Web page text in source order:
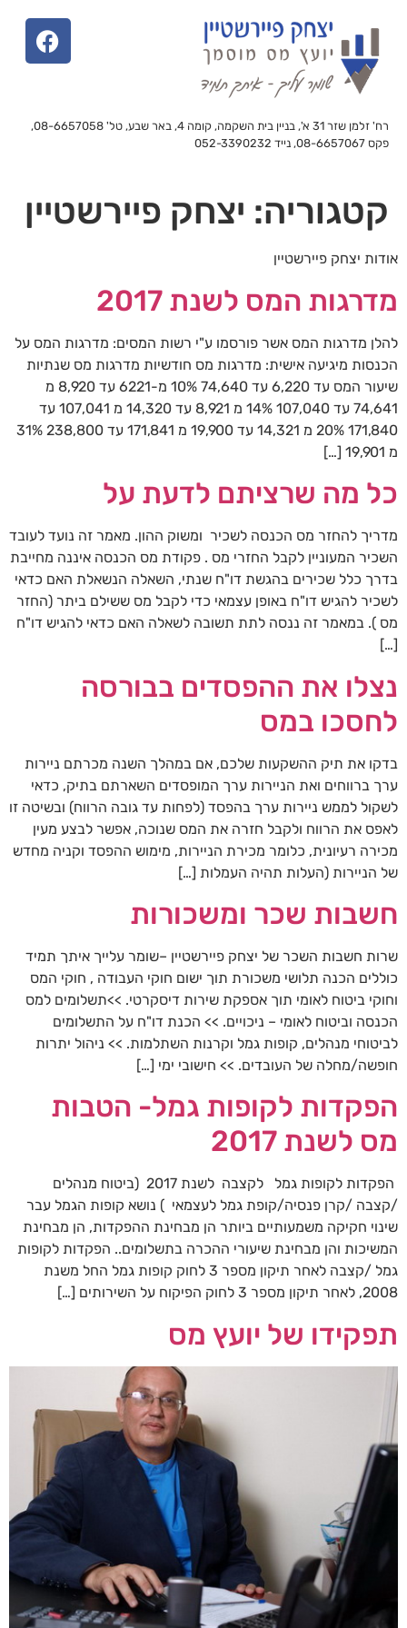
רח' זלמן שזר 31 א', בניין בית השקמה, קומה 4, באר שבע, טל' 08-6657058,
פקס 08-6657067, נייד 052-3390232
קטגוריה: יצחק פיירשטיין
אודות יצחק פיירשטיין
מדרגות המס לשנת 2017
להלן מדרגות המס אשר פורסמו ע"י רשות המסים: מדרגות המס על
הכנסות מיגיעה אישית: מדרגות מס חודשיות מדרגות מס שנתיות
שיעור המס עד 6,220 עד 74,640 10% מ-6221 עד 8,920 מ
74,641 עד 107,040 14% מ 8,921 עד 14,320 מ 107,041 עד
171,840 20% מ 14,321 עד 19,900 מ 171,841 עד 238,800 31%
מ 19,901 […]
כל מה שרציתם לדעת על
מדריך להחזר מס הכנסה לשכיר ומשוק ההון. מאמר זה נועד לעובד
השכיר המעוניין לקבל החזרי מס . פקודת מס הכנסה איננה מחייבת
בדרך כלל שכירים בהגשת דו"ח שנתי, השאלה הנשאלת האם כדאי
לשכיר להגיש דו"ח באופן עצמאי כדי לקבל מס ששילם ביתר (החזר
מס ). במאמר זה ננסה לתת תשובה לשאלה האם כדאי להגיש דו"ח
[…]
נצלו את ההפסדים בבורסה
לחסכו במס
בדקו את תיק ההשקעות שלכם, אם במהלך השנה מכרתם ניירות
ערך ברווחים ואת הניירות ערך המופסדים השארתם בתיק, כדאי
לשקול לממש ניירות ערך בהפסד (לפחות עד גובה הרווח) ובשיטה זו
לאפס את הרווח ולקבל חזרה את המס שנוכה, אפשר לבצע מעין
מכירה רעיונית, כלומר מכירת הניירות, מימוש ההפסד וקניה מחדש
של הניירות (העלות תהיה העמלות […]
חשבות שכר ומשכורות
שרות חשבות השכר של יצחק פיירשטיין –שומר עלייך איתך תמיד
כוללים הכנה תלושי משכורת תוך ישום חוקי העבודה , חוקי המס
וחוקי ביטוח לאומי תוך אספקת שירות דיסקרטי. >>תשלומים למס
הכנסה וביטוח לאומי – ניכויים. >> הכנת דו"ח על התשלומים
לביטוחי מנהלים, קופות גמל וקרנות השתלמות. >> ניהול יתרות
חופשה/מחלה של העובדים. >> חישובי ימי […]
הפקדות לקופות גמל- הטבות
מס לשנת 2017
הפקדות לקופות גמל לקצבה לשנת 2017 (ביטוח מנהלים
/קצבה /קרן פנסיה/קופת גמל לעצמאי ) נושא קופות הגמל עבר
שינוי חקיקה משמעותיים ביותר הן מבחינת ההפקדות, הן מבחינת
המשיכות והן מבחינת שיעורי ההכרה בתשלומים.. הפקדות לקופות
גמל /קצבה לאחר תיקון מספר 3 לחוק קופות גמל החל משנת
2008, לאחר תיקון מספר 3 לחוק הפיקוח על השירותים […]
תפקידו של יועץ מס